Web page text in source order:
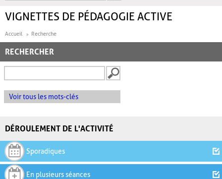
VIGNETTES DE PÉDAGOGIE ACTIVE
Accueil Recherche
RECHERCHER
Voir tous les mots-clés
DÉROULEMENT DE L'ACTIVITÉ
Sporadiques
En plusieurs séances